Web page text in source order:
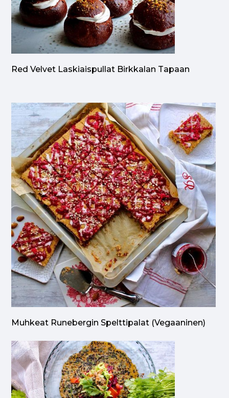
Red Velvet Laskiaispullat Birkkalan Tapaan
Muhkeat Runebergin Spelttipalat (vegaaninen)